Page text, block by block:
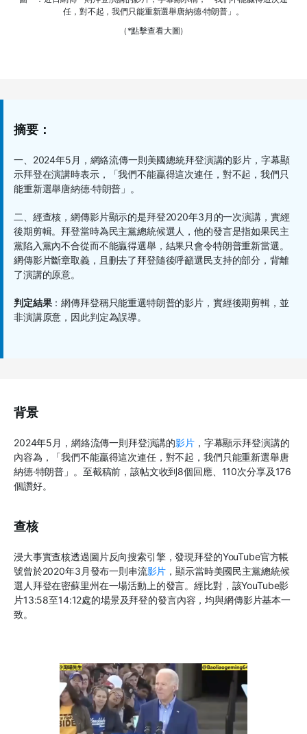
任，對不起，我們只能重新選舉唐納德·特朗普」。
（*點擊查看大圖）
摘要：
一、 2024年5 月，網絡流傳一則美國總統拜登演講的影片，字幕顯
示拜登在演講時表示，「我們不能贏得這次連任，對不起，我們只
能重新選舉唐納德·特朗普」。
二、經查核，網傳影片顯示的是拜登2020年3 月的一次演講，實經
後期剪輯。拜登當時為民主黨總統候選人，他的發言是指如果民主
黨陷入黨內不合從而不能贏得選舉，結果只會令特朗普重新當選。
網傳影片斷章取義，且刪去了拜登隨後呼籲選民支持的部分，背離
了演講的原意。
判定結果：網傳拜登稱只能重選特朗普的影片，實經後期剪輯，並
非演講原意，因此判定為誤導。
背景
2024年5 月，網絡流傳一則拜登演講的影片，字幕顯示拜登演講的
內容為，「我們不能贏得這次連任，對不起，我們只能重新選舉唐
納德·特朗普」。至截稿前，該帖文收到8個回應、 110次分享及176
個讚好。
查核
浸大事實查核透過圖片反向搜索引擎，發現拜登的YouTube官方帳
號曾於2020年3 月發布一則串流影片 ，顯示當時美國民主黨總統候
選人拜登在密蘇里州在一場活動上的發言。經比對，該YouTube影
片13:58至14:12處的場景及拜登的發言內容，均與網傳影片基本一
致。